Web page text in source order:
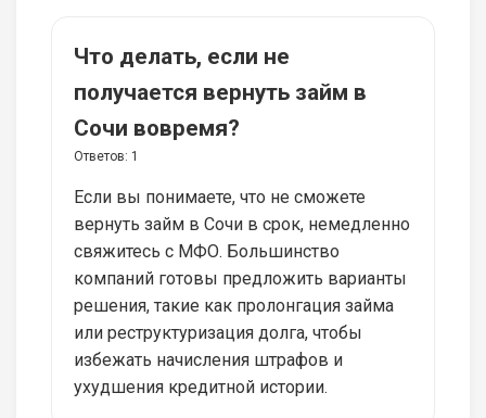
Что делать, если не
получается вернуть займ в
Сочи вовремя?
Ответов: 1
Если вы понимаете, что не сможете
вернуть займ в Сочи в срок, немедленно
свяжитесь с МФО. Большинство
компаний готовы предложить варианты
решения, такие как пролонгация займа
или реструктуризация долга, чтобы
избежать начисления штрафов и
ухудшения кредитной истории.